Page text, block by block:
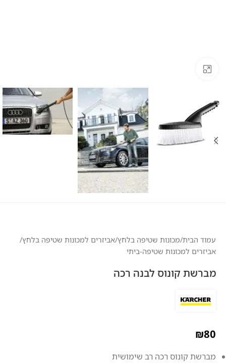
עמוד הבית/מכונות שטיפה בלחץ/אביזרים למכונות שטיפה בלחץ/
אביזרים למכונות שטיפה-ביתי
מברשת קונוס לבנה רכה
₪80
מברשת קונוס רכה רב שימושית